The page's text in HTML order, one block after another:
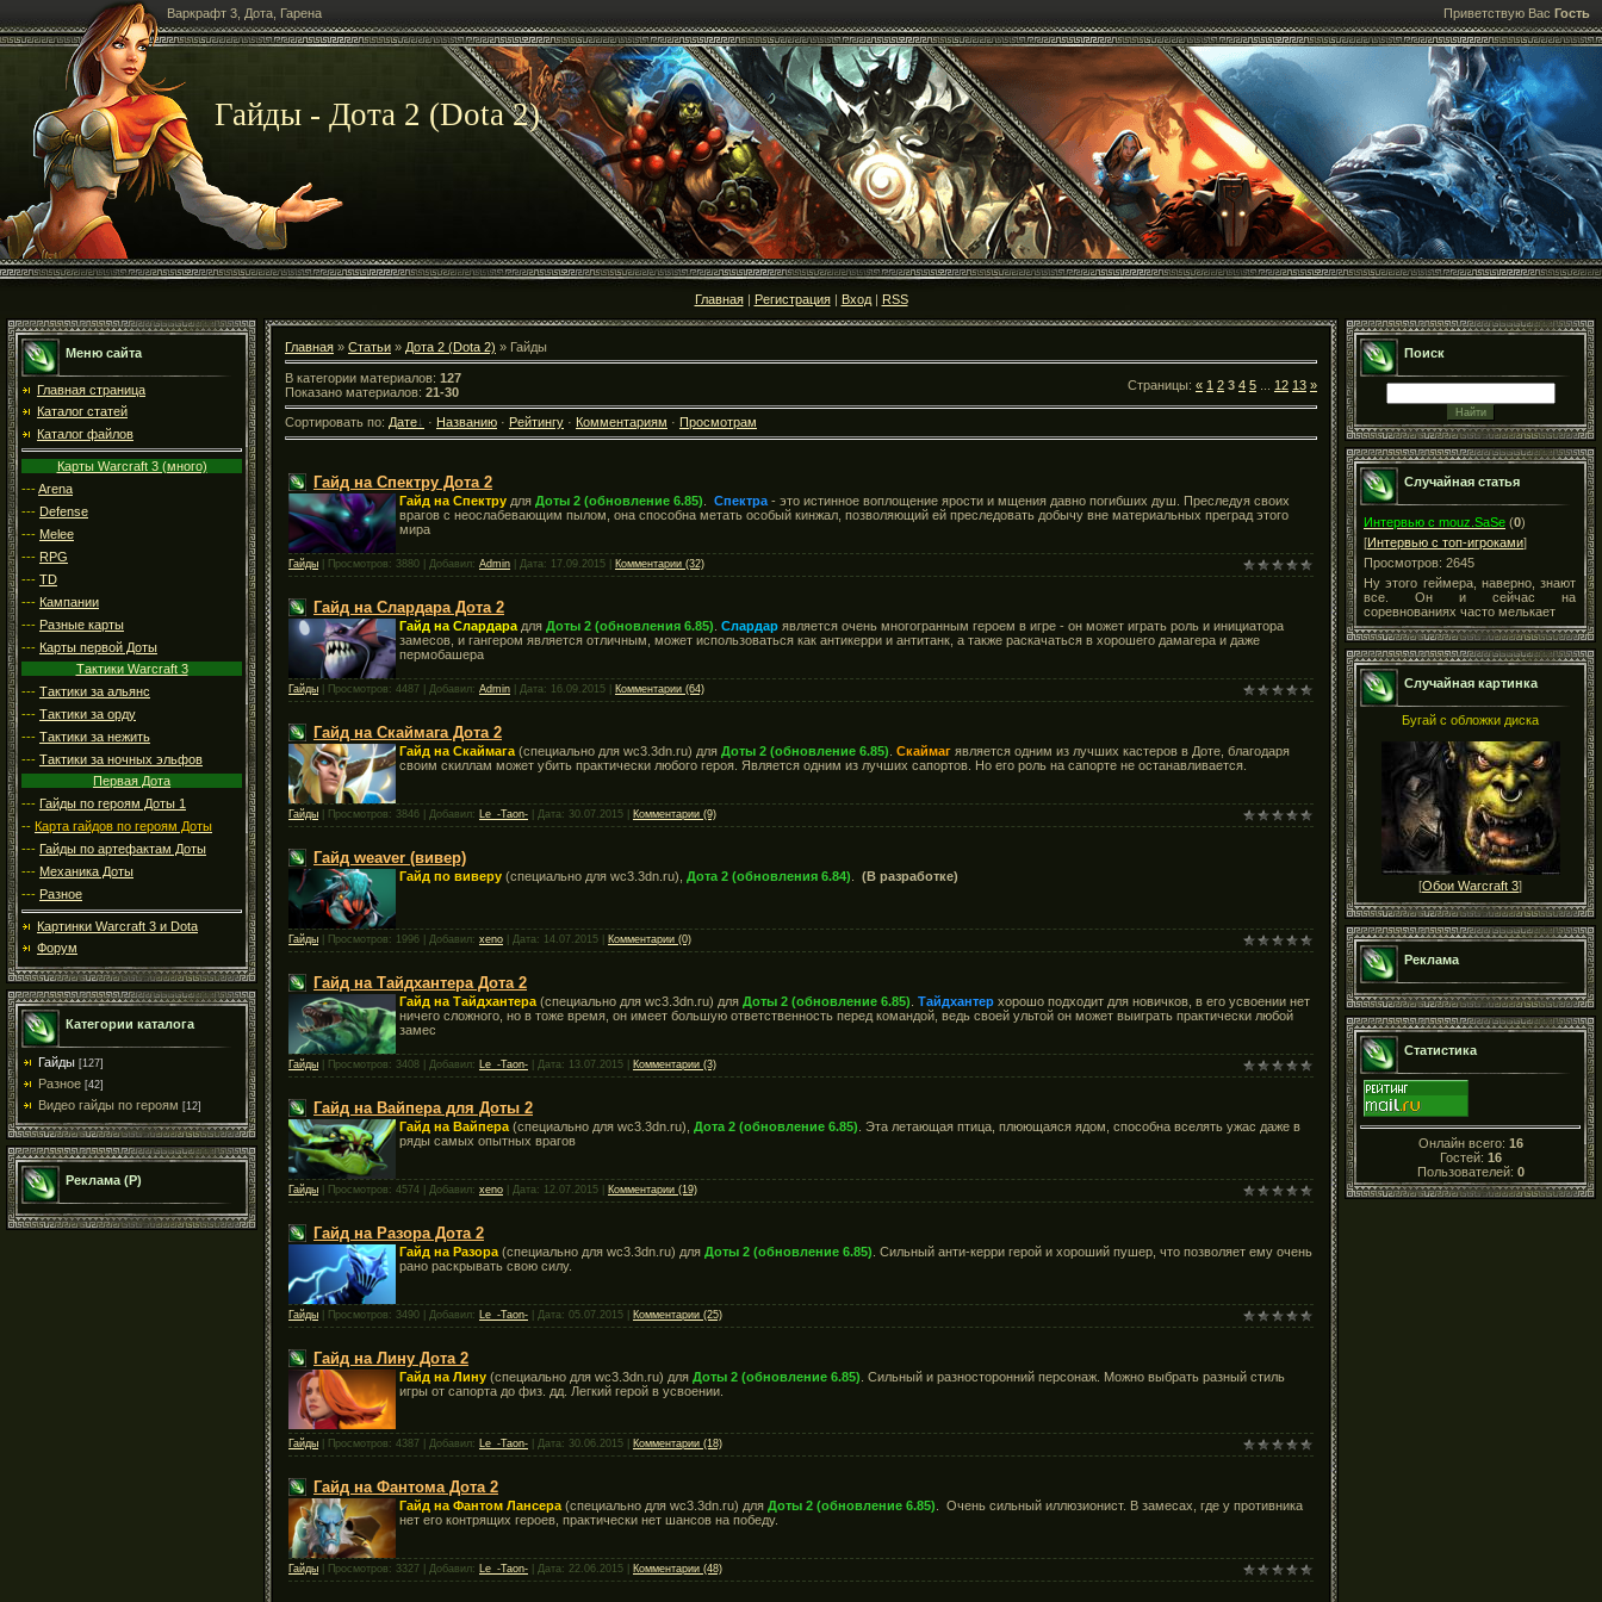
Варкрафт 3, Дота, Гарена Приветствую Вас Гость
Гайды - Дота 2 (Dota 2)
Главная| Регистрация| Вход| RSS
Меню сайта
Главная страница
Каталог статей
Каталог файлов
Карты Warcraft 3 (много)
---Arena
--- Defense
--- Melee
--- RPG
--- TD
--- Кампании
--- Разные карты
--- Карты первой Доты
Тактики Warcraft 3
--- Тактики за альянс
--- Тактики за орду
--- Тактики за нежить
--- Тактики за ночных эльфов
Первая Дота
--- Гайды по героям Доты 1
-- Карта гайдов по героям Доты
--- Гайды по артефактам Доты
--- Механика Доты
--- Разное
Картинки Warcraft 3 и Dota
Форум
Категории каталога
Гайды [127]
Разное [42]
Видео гайды по героям [12]
Реклама (Р)
Главная » Статьи » Дота 2 (Dota 2) » Гайды
В категории материалов: 127
Показано материалов: 21-30 Страницы: « 1 2 3 4 5 12 13 »
Сортировать по: Дате · Названию · Рейтингу · Комментариям · Просмотрам
Гайд на Спектру Дота 2
Гайд на Спектру для Доты 2 (обновление 6.85) Спектра - это истинное воплощение ярости и мщения давно погибших душ. Преследуя своих
врагов с неослабевающим пылом, она способна метать особый кинжал, позволяющий ей преследовать добычу вне материальных преград этого
мира
Гайды | Просмотров: 3880 | Добавил: Admin | Дата: 17.09.2015 Комментарии (32)
Гайд на Слардара Дота 2
Гайд на Слардара для Доты 2 (обновления 6.85) Слардар является очень многогранным героем в игре - он может играть роль и инициатора
замесов, и гангером является отличным, может использоваться как антикерри и антитанк, а также раскачаться в хорошего дамагера и даже
пермобашера
Гайды | Просмотров: 4487 | Добавил: Admin | Дата: 16.09.2015 Комментарии (64)
Гайд на Скаймага Дота 2
Гайд на Скаймага (специально для wc3.3dn.ru) для Доты 2 (обновление 6.85) Скаймаг является одним из лучших кастеров в Доте, благодаря
своим скиллам может убить практически любого героя. Является одним из лучших сапортов. Но его роль на сапорте не останавливается.
Гайды | Просмотров: 3846 | Добавил: Le_-Taon- | Дата: 30.07.2015 Комментарии (9)
Гайд weaver (вивер)
Гайд по виверу (специально для wc3.3dn.ru), Дота 2 (обновления 6.84) (В разработке)
Гайды | Просмотров: 1996 | Добавил: xeno | Дата: 14.07.2015 Комментарии (0)
Гайд на Тайдхантера Дота 2
Гайд на Тайдхантера (специально для wc3.3dn.ru) для Доты 2 (обновление 6.85) Тайдхантер хорошо подходит для новичков, в его усвоении нет
ничего сложного, но в тоже время, он имеет большую ответственность перед командой, ведь своей ультой он может выиграть практически любой
замес
Гайды | Просмотров: 3408 | Добавил: Le_-Taon- | Дата: 13.07.2015 Комментарии (3)
Гайд на Вайпера для Доты 2
Гайд на Вайпера (специально для wc3.3dn.ru), Дота 2 (обновление 6.85) . Эта летающая птица, плюющаяся ядом, способна вселять ужас даже в
ряды самых опытных врагов
Гайды | Просмотров: 4574 | Добавил: xeno | Дата: 12.07.2015 Комментарии (19)
Гайд на Разора Дота 2
Гайд на Разора (специально для wc3.3dn.ru) для Доты 2 (обновление 6.85) . Сильный анти-керри герой и хороший пушер, что позволяет ему очень
рано раскрывать свою силу.
Гайды | Просмотров: 3490 | Добавил: Le_-Taon- | Дата: 05.07.2015 Комментарии (25)
Гайд на Лину Дота 2
Гайд на Лину (специально для wc3.3dn.ru) для Доты 2 (обновление 6.85) . Сильный и разносторонний персонаж. Можно выбрать разный стиль
игры от сапорта до физ. дд. Легкий герой в усвоении.
Гайды | Просмотров: 4387 | Добавил: Le_-Taon- | Дата: 30.06.2015 Комментарии (18)
Гайд на Фантома Дота 2
Гайд на Фантом Лансера (специально для wc3.3dn.ru) для Доты 2 (обновление 6.85) . Очень сильный иллюзионист. В замесах, где у противника
нет его контрящих героев, практически нет шансов на победу.
Гайды | Просмотров: 3327 | Добавил: Le_-Taon- | Дата: 22.06.2015 Комментарии (48)
Поиск
Случайная статья
Интервью с mouz.SaSe (0)
[Интервью с топ-игроками]
Просмотров: 2645
Ну этого геймера, наверно, знают
все. Он и сейчас на
соревнованиях часто мелькает
Случайная картинка
Бугай с обложки диска
[Обои Warcraft 3]
Реклама
Статистика
Онлайн всего: 16
Гостей: 16
Пользователей: 0